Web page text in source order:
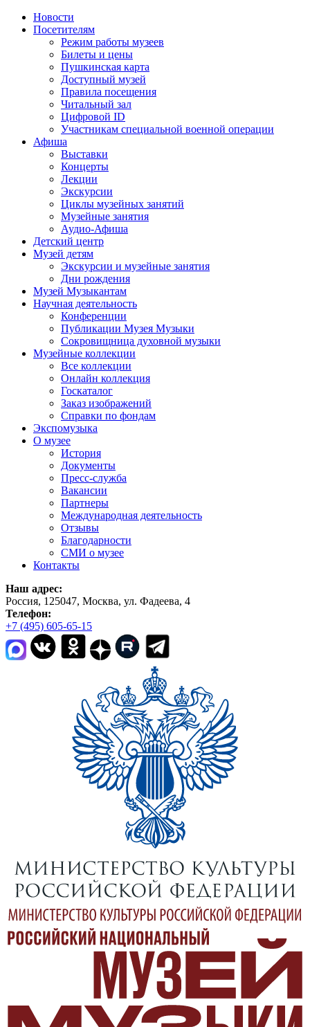
Новости
Посетителям
Режим работы музеев
Билеты и цены
Пушкинская карта
Доступный музей
Правила посещения
Читальный зал
Цифровой ID
Участникам специальной военной операции
Афиша
Выставки
Концерты
Лекции
Экскурсии
Циклы музейных занятий
Музейные занятия
Аудио-Афиша
Детский центр
Музей детям
Экскурсии и музейные занятия
Дни рождения
Музей Музыкантам
Научная деятельность
Конференции
Публикации Музея Музыки
Сокровищница духовной музыки
Музейные коллекции
Все коллекции
Онлайн коллекция
Госкаталог
Заказ изображений
Справки по фондам
Экспомузыка
О музее
История
Документы
Пресс-служба
Вакансии
Партнеры
Международная деятельность
Отзывы
Благодарности
СМИ о музее
Контакты
Наш адрес:
Россия, 125047, Москва, ул. Фадеева, 4
Телефон:
+7 (495) 605-65-15